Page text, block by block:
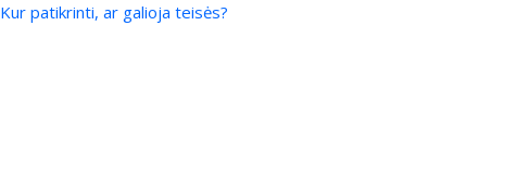
Kur patikrinti, ar galioja teisės?